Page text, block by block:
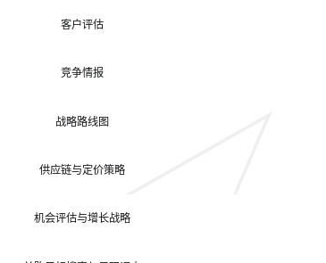
客户评估
竞争情报
战略路线图
供应链与定价策略
机会评估与增长战略